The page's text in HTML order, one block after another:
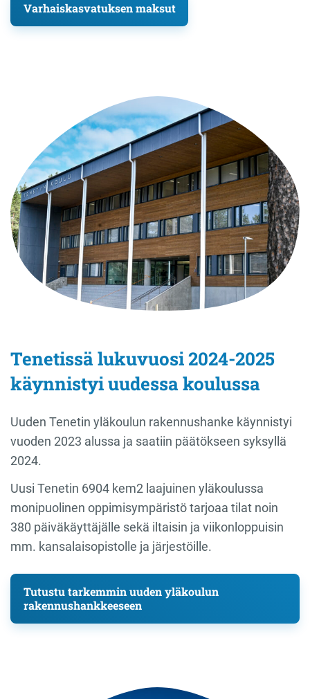
Varhaiskasvatuksen maksut
Tenetissä lukuvuosi 2024-2025
käynnistyi uudessa koulussa
Uuden Tenetin yläkoulun rakennushanke käynnistyi
vuoden 2023 alussa ja saatiin päätökseen syksyllä
2024.
Uusi Tenetin 6904 kem2 laajuinen yläkoulussa
monipuolinen oppimisympäristö tarjoaa tilat noin
380 päiväkäyttäjälle sekä iltaisin ja viikonloppuisin
mm. kansalaisopistolle ja järjestöille.
Tutustu tarkemmin uuden yläkoulun
rakennushankkeeseen